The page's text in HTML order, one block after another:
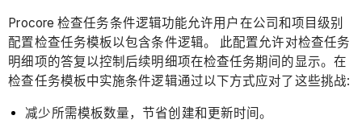
Procore 检查任务条件逻辑功能允许用户在公司和项目级别
配置检查任务模板以包含条件逻辑。 此配置允许对检查任务
明细项的答复以控制后续明细项在检查任务期间的显示。在
检查任务模板中实施条件逻辑通过以下方式应对了这些挑战:
减少所需模板数量，节省创建和更新时间。